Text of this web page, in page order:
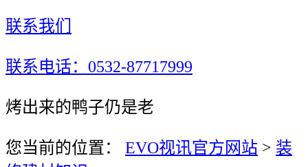
联系我们
联系电话：0532-87717999
烤出来的鸭子仍是老
您当前的位置： EVO视讯官方网站 > 装